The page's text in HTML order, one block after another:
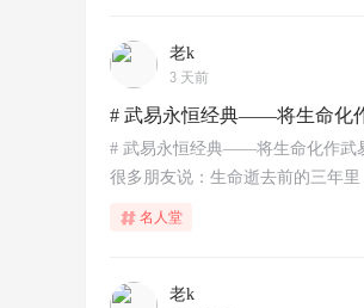
老k
3 天前
# 武易永恒经典——将生命化
# 武易永恒经典——将生命化作武
很多朋友说：生命逝去前的三年
名人堂
老k